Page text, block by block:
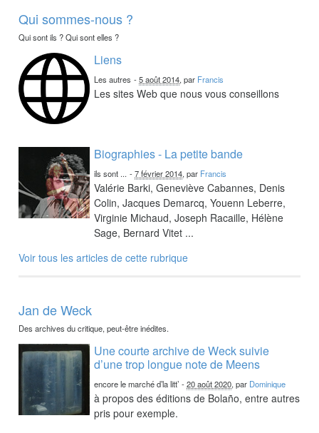
Qui sommes-nous ?
Qui sont ils ? Qui sont elles ?
Liens
Les autres -5 août 2014, par Francis
Les sites Web que nous vous conseillons
Biographies - La petite bande
ils sont ... -7 février 2014, par Francis
Valérie Barki, Geneviève Cabannes, Denis
Colin, Jacques Demarcq, Youenn Leberre,
Virginie Michaud, Joseph Racaille, Hélène
Sage, Bernard Vitet ...
Voir tous les articles de cette rubrique
Jan de Weck
Des archives du critique, peut-être inédites.
Une courte archive de Weck suivie
d’une trop longue note de Meens
encore le marché d’la litt’ -20 août 2020, par Dominique
à propos des éditions de Bolaño, entre autres
pris pour exemple.